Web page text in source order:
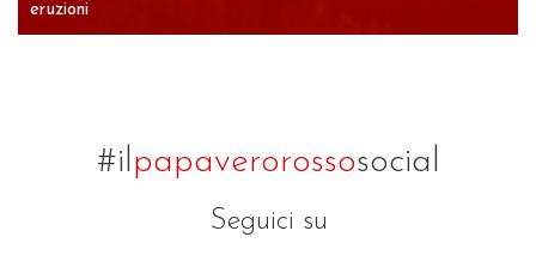
eruzioni
#ilpapaverorossosocial
Seguici su